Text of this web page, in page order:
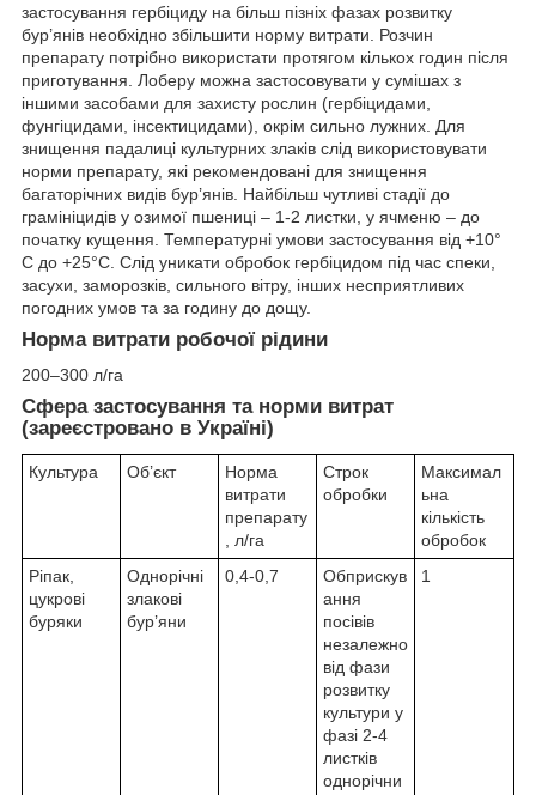
застосування гербіциду на більш пізніх фазах розвитку
бур’янів необхідно збільшити норму витрати. Розчин
препарату потрібно використати протягом кількох годин після
приготування. Лоберу можна застосовувати у сумішах з
іншими засобами для захисту рослин (гербіцидами,
фунгіцидами, інсектицидами), окрім сильно лужних. Для
знищення падалиці культурних злаків слід використовувати
норми препарату, які рекомендовані для знищення
багаторічних видів бур’янів. Найбільш чутливі стадії до
грамініцидів у озимої пшениці – 1-2 листки, у ячменю – до
початку кущення. Температурні умови застосування від +10°
С до +25°С. Слід уникати обробок гербіцидом під час спеки,
засухи, заморозків, сильного вітру, інших несприятливих
погодних умов та за годину до дощу.
Норма витрати робочої рідини
200–300 л/га
Cфера застосування та норми витрат
(зареєстровано в Україні)
Культура Об’єкт
Норма
витрати
препарату
, л/га
Строк
обробки
Максимал
ьна
кількість
обробок
Ріпак,
цукрові
буряки
Однорічні
злакові
бур’яни
0,4-0,7
Обприскув
ання
посівів
незалежно
від фази
розвитку
культури у
фазі 2-4
листків
однорічни
1